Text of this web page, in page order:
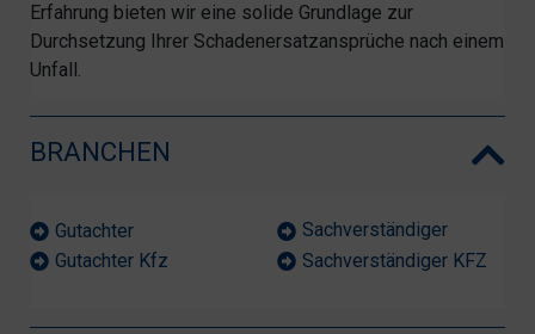
Erfahrung bieten wir eine solide Grundlage zur
Durchsetzung Ihrer Schadenersatzansprüche nach einem
Unfall.
BRANCHEN
Gutachter
Gutachter Kfz
Sachverständiger
Sachverständiger KFZ